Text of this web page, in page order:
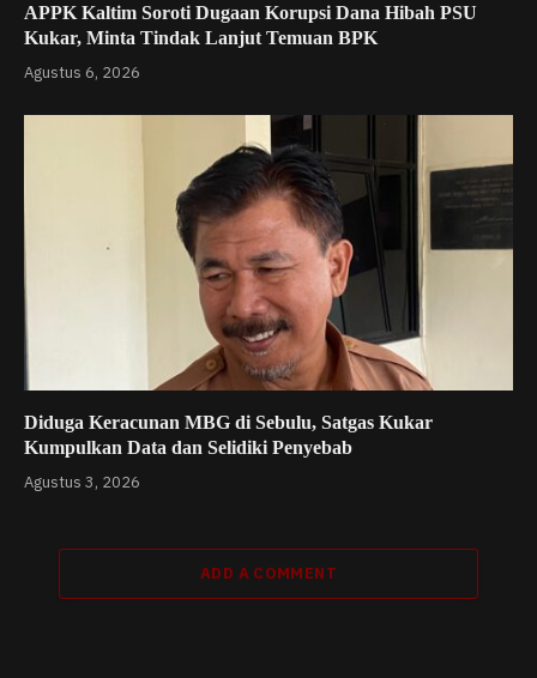
APPK Kaltim Soroti Dugaan Korupsi Dana Hibah PSU
Kukar, Minta Tindak Lanjut Temuan BPK
Agustus 6, 2026
Diduga Keracunan MBG di Sebulu, Satgas Kukar
Kumpulkan Data dan Selidiki Penyebab
Agustus 3, 2026
ADD A COMMENT